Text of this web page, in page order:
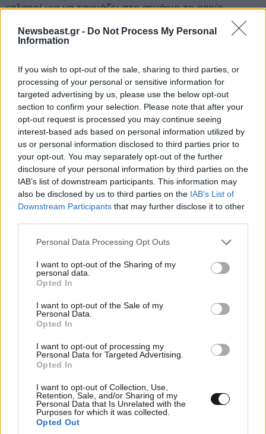
Newsbeast.gr - Do Not Process My Personal
Information
If you wish to opt-out of the sale, sharing to third parties, or
processing of your personal or sensitive information for
targeted advertising by us, please use the below opt-out
section to confirm your selection. Please note that after your
opt-out request is processed you may continue seeing
interest-based ads based on personal information utilized by
us or personal information disclosed to third parties prior to
your opt-out. You may separately opt-out of the further
disclosure of your personal information by third parties on the
IAB’s list of downstream participants. This information may
also be disclosed by us to third parties on the IAB’s List of
Downstream Participants that may further disclose it to other
Please note that this website/app uses one or more Google
not limited to your visit or usage behaviour. You may click to
grant or deny consent to Google and its third-party tags to
use your data for below specified purposes in below Google
consent section.
Personal Data Processing Opt Outs
I want to opt-out of the Sharing of my
personal data.
Opted In
I want to opt-out of the Sale of my
Personal Data.
Opted In
I want to opt-out of processing my
Personal Data for Targeted Advertising.
Opted In
I want to opt-out of Collection, Use,
Retention, Sale, and/or Sharing of my
Personal Data that Is Unrelated with the
Purposes for which it was collected.
Opted Out
χαλαροί για να ταιριάζει στο σενάριο το οποίο
κεφάλι του....😂😂😂
Ορισμένοι χρήστες του Twitter που υποστηρίζουν ότι
βγαίνει ο κινεζικός στρατός στον δρόμο σε
περίπτωση διαδηλώσεων ή εντάσεων, ώστε να
πιο σοβαρό θέμα..! Δεν ξυπνάνε με τίποτα οι Κινέζοι...
Απαντήστε